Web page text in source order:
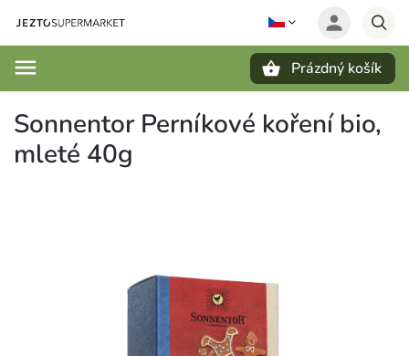
Prázdný košík
Sonnentor Perníkové koření bio,
mleté 40g